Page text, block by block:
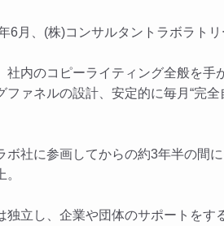
6月、(株)コンサルタントラボラトリ
社内のコピーライティング全般を
ファネルの設計、安定的に毎月“完
ボ社に参画してからの約3年半の間
。
独立し、企業や団体のサポートをす